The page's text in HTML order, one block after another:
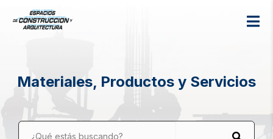
Materiales, Productos y Servicios
¿Qué estás buscando?